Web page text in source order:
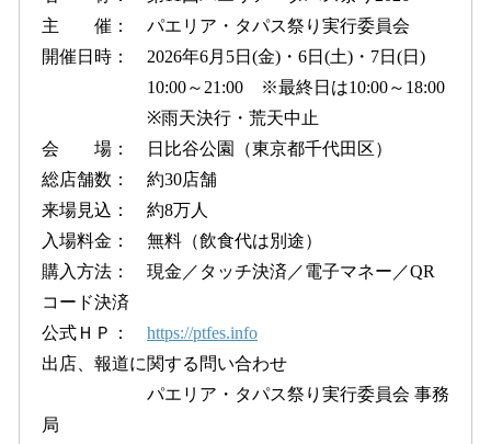
主 催： パエリア・タパス祭り実行委員会
開催日時： 2026年6月5日(金)・6日(土)・7日(日)
10:00～21:00 ※最終日は10:00～18:00
※雨天決行・荒天中止
会 場： 日比谷公園（東京都千代田区）
総店舗数： 約30店舗
来場見込： 約8万人
入場料金： 無料（飲食代は別途）
購入方法： 現金／タッチ決済／電子マネー／QR
コード決済
公式ＨＰ： https://ptfes.info
出店、報道に関する問い合わせ
パエリア・タパス祭り実行委員会 事務
局